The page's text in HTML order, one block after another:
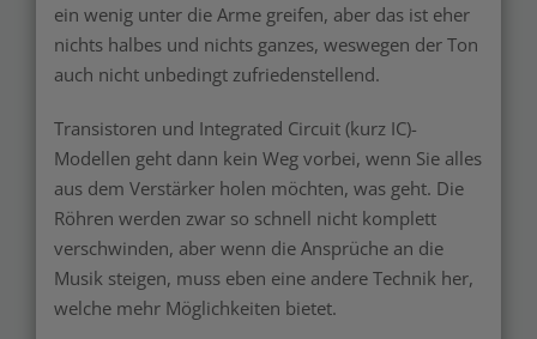
ein wenig unter die Arme greifen, aber das ist eher
nichts halbes und nichts ganzes, weswegen der Ton
auch nicht unbedingt zufriedenstellend.
Transistoren und Integrated Circuit (kurz IC)-
Modellen geht dann kein Weg vorbei, wenn Sie alles
aus dem Verstärker holen möchten, was geht. Die
Röhren werden zwar so schnell nicht komplett
verschwinden, aber wenn die Ansprüche an die
Musik steigen, muss eben eine andere Technik her,
welche mehr Möglichkeiten bietet.